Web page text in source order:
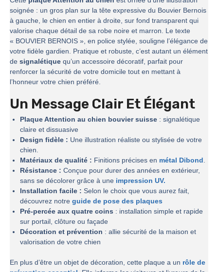
soignée : un gros plan sur la tête expressive du Bouvier Bernois
à gauche, le chien en entier à droite, sur fond transparent qui
valorise chaque détail de sa robe noire et marron. Le texte
« BOUVIER BERNOIS », en police stylée, souligne l’élégance de
votre fidèle gardien. Pratique et robuste, c’est autant un élément
de signalétique qu’un accessoire décoratif, parfait pour
renforcer la sécurité de votre domicile tout en mettant à
l’honneur votre chien préféré.
Un Message Clair Et Élégant
Plaque Attention au chien bouvier suisse : signalétique
claire et dissuasive
Design fidèle : Une illustration réaliste ou stylisée de votre
chien.
Matériaux de qualité : Finitions précises en métal Dibond.
Résistance : Conçue pour durer des années en extérieur,
sans se décolorer grâce à une impression UV.
Installation facile : Selon le choix que vous aurez fait,
découvrez notre guide de pose des plaques
Pré-percée aux quatre coins : installation simple et rapide
sur portail, clôture ou façade
Décoration et prévention : allie sécurité de la maison et
valorisation de votre chien
En plus d’être un objet de décoration, cette plaque a un rôle de